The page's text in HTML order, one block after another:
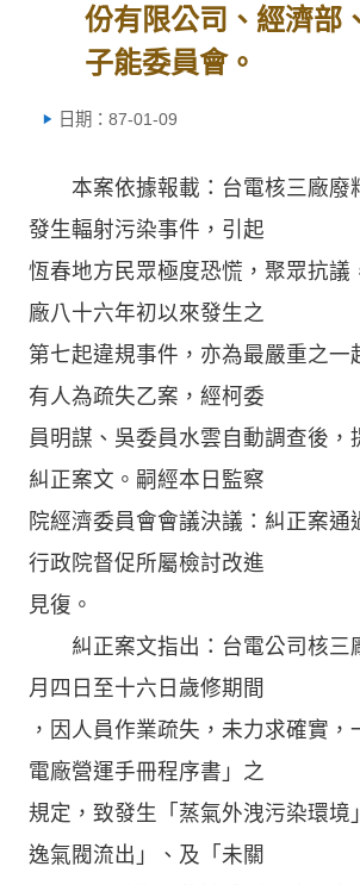
份有限公司、經濟部
子能委員會。
日期：87-01-09
本案依據報載：台電核三廠廢
發生輻射污染事件，引起
恆春地方民眾極度恐慌，聚眾抗議
廠八十六年初以來發生之
第七起違規事件，亦為最嚴重之一
有人為疏失乙案，經柯委
員明謀、吳委員水雲自動調查後，
糾正案文。嗣經本日監察
院經濟委員會會議決議：糾正案通
行政院督促所屬檢討改進
見復。
糾正案文指出：台電公司核三
月四日至十六日歲修期間
，因人員作業疏失，未力求確實，
電廠營運手冊程序書」之
規定，致發生「蒸氣外洩污染環境
逸氣閥流出」、及「未關